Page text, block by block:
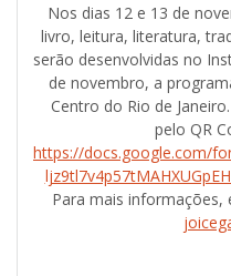
Nos dias 12 e 13 de
livro, leitura, literatura,
serão desenvolvidas no
de novembro, a
Centro do Rio de
pelo QR
https://docs.google.com/
Para mais